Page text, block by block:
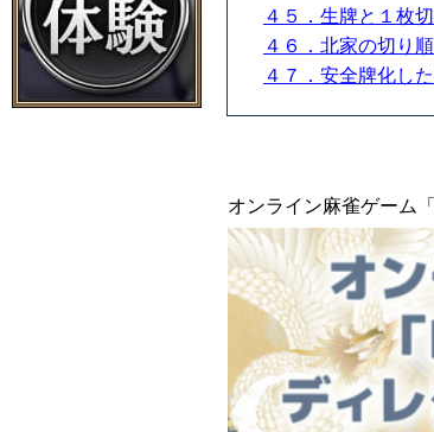
４５．生牌と１枚
４６．北家の切り
４７．安全牌化し
オンライン麻雀ゲーム